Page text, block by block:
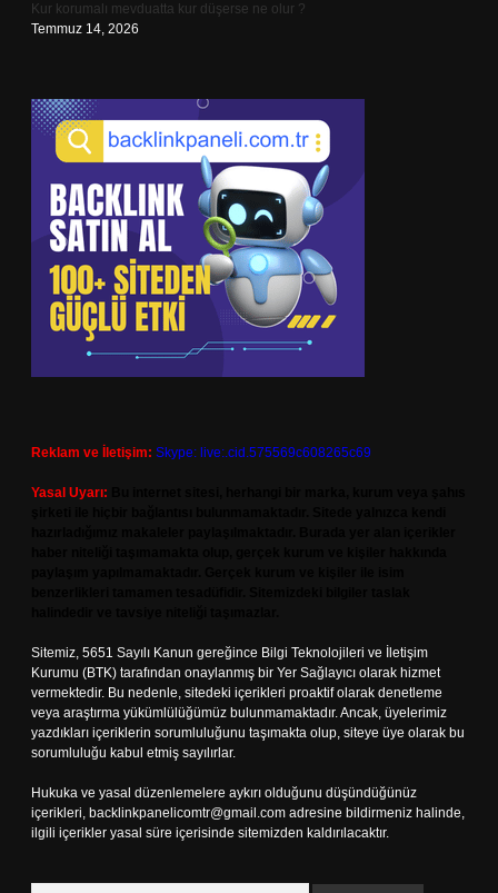
Kur korumalı mevduatta kur düşerse ne olur ?
Temmuz 14, 2026
Reklam ve İletişim: Skype: live:.cid.575569c608265c69
Yasal Uyarı:
Sitemiz, 5651 Sayılı Kanun gereğince Bilgi Teknolojileri ve İletişim
Kurumu (BTK) tarafından onaylanmış bir Yer Sağlayıcı olarak hizmet
vermektedir. Bu nedenle, sitedeki içerikleri proaktif olarak denetleme
veya araştırma yükümlülüğümüz bulunmamaktadır. Ancak, üyelerimiz
yazdıkları içeriklerin sorumluluğunu taşımakta olup, siteye üye olarak bu
sorumluluğu kabul etmiş sayılırlar.
Hukuka ve yasal düzenlemelere aykırı olduğunu düşündüğünüz
içerikleri, backlinkpanelicomtr@gmail.com adresine bildirmeniz halinde,
ilgili içerikler yasal süre içerisinde sitemizden kaldırılacaktır.